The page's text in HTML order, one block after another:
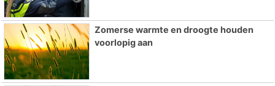
Zomerse warmte en droogte houden
voorlopig aan